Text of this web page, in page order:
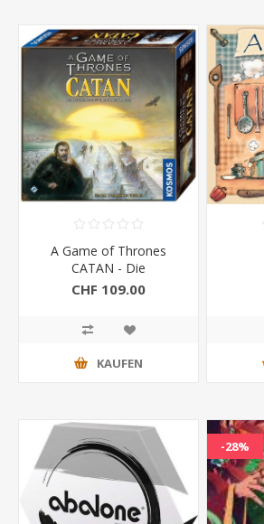
A Game of Thrones
CATAN - Die
Bruderschaft der
CHF 109.00
KAUFEN
-28%